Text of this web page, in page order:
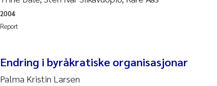
Report
2004
Endring i byråkratiske organisasjonar
Palma Kristin Larsen